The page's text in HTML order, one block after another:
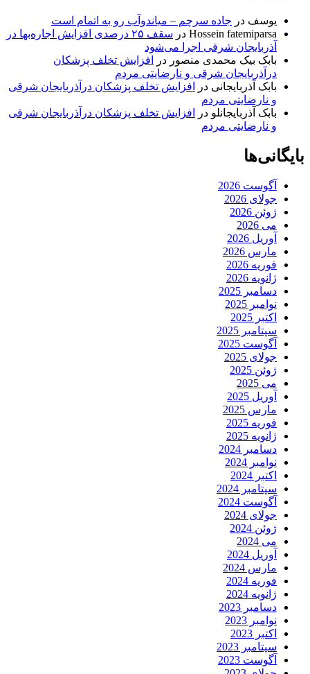
یوسف در جاده سرچم – میاندوآب رو به اتمام است
Hossein fatemiparsa در
سقف ۲۵ درصدی افزایش اجاره‌بها در
آذربایجان شرقی اجرا می‌شود
بابک بیک محمدی منصور در
افزایش تخلف پزشکان
درآذربایجان شرقی و نارضایتی مردم
بابک آذربایجانی در
افزایش تخلف پزشکان درآذربایجان شرقی
و نارضایتی مردم
بابک آذربایجانلو در
افزایش تخلف پزشکان درآذربایجان شرقی
و نارضایتی مردم
بایگانی‌ها
آگوست 2026
جولای 2026
ژوئن 2026
می 2026
آوریل 2026
مارس 2026
فوریه 2026
ژانویه 2026
دسامبر 2025
نوامبر 2025
اکتبر 2025
سپتامبر 2025
آگوست 2025
جولای 2025
ژوئن 2025
می 2025
آوریل 2025
مارس 2025
فوریه 2025
ژانویه 2025
دسامبر 2024
نوامبر 2024
اکتبر 2024
سپتامبر 2024
آگوست 2024
جولای 2024
ژوئن 2024
می 2024
آوریل 2024
مارس 2024
فوریه 2024
ژانویه 2024
دسامبر 2023
نوامبر 2023
اکتبر 2023
سپتامبر 2023
آگوست 2023